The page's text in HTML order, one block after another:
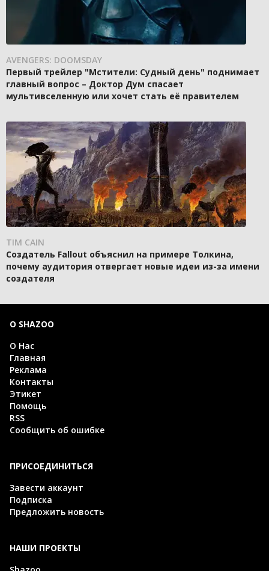
AVENGERS: DOOMSDAY
Первый трейлер "Мстители: Судный день" поднимает
главный вопрос – Доктор Дум спасает
мультивселенную или хочет стать её правителем
TIM CAIN
Создатель Fallout объяснил на примере Толкина,
почему аудитория отвергает новые идеи из-за имени
создателя
О SHAZOO
О Нас
Главная
Реклама
Контакты
Этикет
Помощь
RSS
Сообщить об ошибке
ПРИСОЕДИНИТЬСЯ
Завести аккаунт
Подписка
Предложить новость
НАШИ ПРОЕКТЫ